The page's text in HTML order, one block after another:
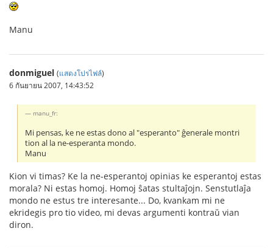
Manu
donmiguel (แสดงโปรไฟล์)
6 กันยายน 2007, 14:43:52
manu_fr:
Mi pensas, ke ne estas dono al "esperanto" ĝenerale montri
tion al la ne-esperanta mondo.
Manu
Kion vi timas? Ke la ne-esperantoj opinias ke esperantoj estas
morala? Ni estas homoj. Homoj ŝatas stultaĵojn. Senstutlaĵa
mondo ne estus tre interesante... Do, kvankam mi ne
ekridegis pro tio video, mi devas argumenti kontraŭ vian
diron.